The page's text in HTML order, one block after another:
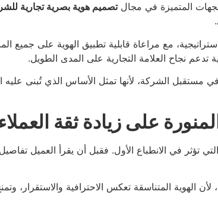
المتميزة في مجالتصميم هوية بصرية تجارية
مع مراعاة قابلية تطبيق الهوية على جميع
تدعم نجاح العلامة التجارية على المدى الطويل.
الشركة، لأنها تمثل الأساس الذي تُبنى عليه
على زيادة ثقة
تؤثر في الانطباع الأول. فقبل أن يقرأ العميل
لأن الهوية المتناسقة تعكس الاحترافية والاستقرار،